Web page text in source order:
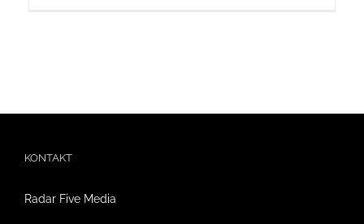
KONTAKT
Radar Five Media